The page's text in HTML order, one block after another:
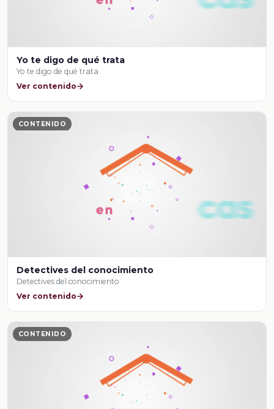
Yo te digo de qué trata
Yo te digo de qué trata
Ver contenido
CONTENIDO
Detectives del conocimiento
Detectives del conocimiento
Ver contenido
CONTENIDO